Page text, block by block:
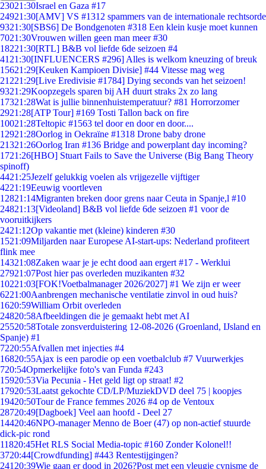
23021:30Israel en Gaza #17
24921:30[AMV] VS #1312 spammers van de internationale rechtsorde
9321:30[SBS6] De Bondgenoten #318 Een klein kusje moet kunnen
7021:30Vrouwen willen geen man meer #30
18221:30[RTL] B&B vol liefde 6de seizoen #4
41 21:30[INFLUENCERS #296] Alles is welkom kneuzing of breuk
15621:29[Keuken Kampioen Divisie] #44 Vitesse mag weg
21221:29[Live Eredivisie #1784] Dying seconds van het seizoen!
9321:29Koopzegels sparen bij AH duurt straks 2x zo lang
17321:28Wat is jullie binnenhuistemperatuur? #81 Horrorzomer
2921:28[ATP Tour] #169 Tosti Tallon back on fire
10021:28Teltopic #1563 tel door en door en door....
12921:28Oorlog in Oekraïne #1318 Drone baby drone
21321:26Oorlog Iran #136 Bridge and powerplant day incoming?
1721:26[HBO] Stuart Fails to Save the Universe (Big Bang Theory
spinoff)
4421:25Jezelf gelukkig voelen als vrijgezelle vijftiger
4221:19Eeuwig voortleven
12821:14Migranten breken door grens naar Ceuta in Spanje,l #10
24821:13[Videoland] B&B vol liefde 6de seizoen #1 voor de
vooruitkijkers
2421:12Op vakantie met (kleine) kinderen #30
1521:09Miljarden naar Europese AI-start-ups: Nederland profiteert
flink mee
14321:08Zaken waar je je echt dood aan ergert #17 - Werklui
27921:07Post hier pas overleden muzikanten #32
10221:03[FOK!Voetbalmanager 2026/2027] #1 We zijn er weer
6221:00Aanbrengen mechanische ventilatie zinvol in oud huis?
1620:59William Orbit overleden
24820:58Afbeeldingen die je gemaakt hebt met AI
25520:58Totale zonsverduistering 12-08-2026 (Groenland, IJsland en
Spanje) #1
7220:55Afvallen met injecties #4
16820:55Ajax is een parodie op een voetbalclub #7 Vuurwerkjes
720:54Opmerkelijke foto's van Funda #243
15920:53Via Pecunia - Het geld ligt op straat! #2
17920:53Laatst gekochte CD/LP/MuziekDVD deel 75 | koopjes
19420:50Tour de France femmes 2026 #4 op de Ventoux
28720:49[Dagboek] Veel aan hoofd - Deel 27
14420:46NPO-manager Menno de Boer (47) op non-actief stuurde
dick-pic rond
11820:45Het RLS Social Media-topic #160 Zonder Kolonel!!
3720:44[Crowdfunding] #443 Rentestijgingen?
241 20:39Wie gaan er dood in 2026?Post met een vleugje cynisme de